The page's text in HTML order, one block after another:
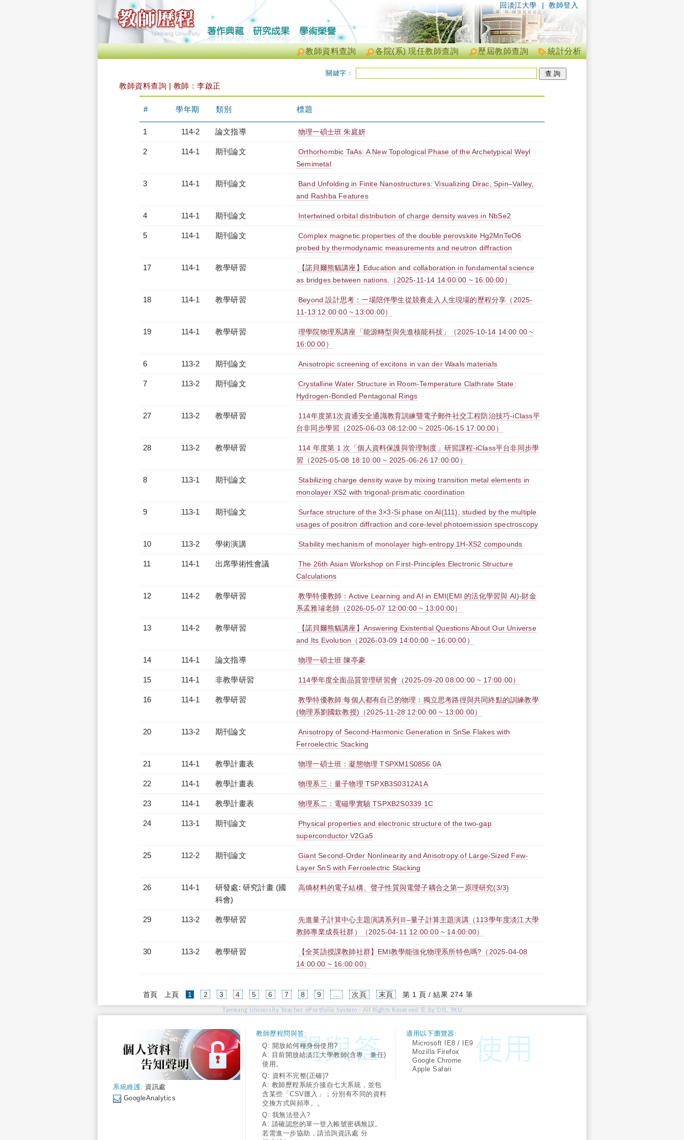
| 教師登入
回淡江大學
統計分析
歷屆教師查詢
各院(系) 現任教師查詢
教師資料查詢
關鍵字：
教師資料查詢 | 教師：李啟正
# 學年期 類別 標題
1 114-2 論文指導 物理一碩士班 朱庭妍
2 114-1 期刊論文
Orthorhombic TaAs: A New Topological Phase of the Archetypical Weyl
Semimetal
3 114-1 期刊論文
Band Unfolding in Finite Nanostructures: Visualizing Dirac, Spin–Valley,
and Rashba Features
4 114-1 期刊論文 Intertwined orbital distribution of charge density waves in NbSe2
5 114-1 期刊論文
Complex magnetic properties of the double perovskite Hg2MnTeO6
probed by thermodynamic measurements and neutron diffraction
17 114-1 教學研習
【諾貝爾熊貓講座】Education and collaboration in fundamental science
as bridges between nations.（2025-11-14 14:00:00 ~ 16:00:00）
18 114-1 教學研習
Beyond 設計思考：一場陪伴學生從競賽走入人生現場的歷程分享（2025-
11-13 12:00:00 ~ 13:00:00）
19 114-1 教學研習
理學院物理系講座「能源轉型與先進核能科技」（2025-10-14 14:00:00 ~
16:00:00）
6 113-2 期刊論文 Anisotropic screening of excitons in van der Waals materials
7 113-2 期刊論文
Crystalline Water Structure in Room-Temperature Clathrate State:
Hydrogen-Bonded Pentagonal Rings
27 113-2 教學研習
114年度第1次資通安全通識教育訓練暨電子郵件社交工程防治技巧-iClass平
台非同步學習（2025-06-03 08:12:00 ~ 2025-06-15 17:00:00）
28 113-2 教學研習
114 年度第 1 次「個人資料保護與管理制度」研習課程-iClass平台非同步學
習（2025-05-08 18:10:00 ~ 2025-06-26 17:00:00）
8 113-1 期刊論文
Stabilizing charge density wave by mixing transition metal elements in
monolayer XS2 with trigonal-prismatic coordination
9 113-1 期刊論文
Surface structure of the 3×3-Si phase on Al(111), studied by the multiple
usages of positron diffraction and core-level photoemission spectroscopy
10 113-2 學術演講 Stability mechanism of monolayer high-entropy 1H-XS2 compounds
11 114-1 出席學術性會議
The 26th Asian Workshop on First-Principles Electronic Structure
Calculations
12 114-2 教學研習
教學特優教師：Active Learning and AI in EMI(EMI 的活化學習與 AI)-財金
系孟雅璿老師（2026-05-07 12:00:00 ~ 13:00:00）
13 114-2 教學研習
【諾貝爾熊貓講座】Answering Existential Questions About Our Universe
and Its Evolution（2026-03-09 14:00:00 ~ 16:00:00）
14 114-1 論文指導 物理一碩士班 陳亭豪
15 114-1 非教學研習 114學年度全面品質管理研習會（2025-09-20 08:00:00 ~ 17:00:00）
16 114-1 教學研習
教學特優教師:每個人都有自己的物理：獨立思考路徑與共同終點的訓練教學
(物理系劉國欽教授)（2025-11-28 12:00:00 ~ 13:00:00）
20 113-2 期刊論文
Anisotropy of Second-Harmonic Generation in SnSe Flakes with
Ferroelectric Stacking
21 114-1 教學計畫表 物理一碩士班：凝態物理 TSPXM1S0856 0A
22 114-1 教學計畫表 物理系三：量子物理 TSPXB3S0312A1A
23 114-1 教學計畫表 物理系二：電磁學實驗 TSPXB2S0339 1C
24 113-1 期刊論文
Physical properties and electronic structure of the two-gap
superconductor V2Ga5
25 112-2 期刊論文
Giant Second-Order Nonlinearity and Anisotropy of Large-Sized Few-
Layer SnS with Ferroelectric Stacking
26 114-1
研發處: 研究計畫 (國
科會)
高熵材料的電子結構、聲子性質與電聲子耦合之第一原理研究(3/3)
29 113-2 教學研習
先進量子計算中心主題演講系列Ⅲ–量子計算主題演講（113學年度淡江大學
教師專業成長社群）（2025-04-11 12:00:00 ~ 14:00:00）
30 113-2 教學研習
【全英語授課教師社群】EMI教學能強化物理系所特色嗎?（2025-04-08
14:00:00 ~ 16:00:00）
首頁 上頁 1 (current)
2 3 4 5 6 7 8 9 次頁 末頁 第 1 頁 / 結果 274 筆
Tamkang University Teacher ePortfolio System - All Rights Reserved © by OIS, TKU
系統維護: 資訊處
GoogleAnalytics
教師歷程問與答:
Q: 開放給何種身份使用?
A: 目前開放給淡江大學教師(含專、兼任)
使用。
Q: 資料不完整(正確)?
A: 教師歷程系統介接自七大系統，並包
含某些「CSV匯入」；分別有不同的資料
交換方式與頻率。。
Q: 我無法登入?
A: 請確認您的單一登入帳號密碼無誤。
若需進一步協助，請洽詢資訊處 分
適用以下瀏覽器:
Microsoft IE8 / IE9
Mozilla Firefox
Google Chrome
Apple Safari